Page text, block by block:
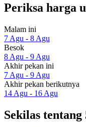
Periksa harga
Malam ini
7 Agu - 8 Agu
Besok
8 Agu - 9 Agu
Akhir pekan ini
7 Agu - 9 Agu
Akhir pekan berikutnya
14 Agu - 16 Agu
Sekilas